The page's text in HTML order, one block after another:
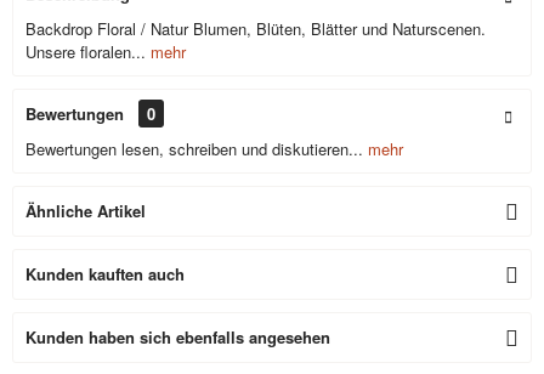
Backdrop Floral / Natur Blumen, Blüten, Blätter und Naturscenen.
Unsere floralen... mehr
Bewertungen
0
Bewertungen lesen, schreiben und diskutieren... mehr
Ähnliche Artikel
Kunden kauften auch
Kunden haben sich ebenfalls angesehen